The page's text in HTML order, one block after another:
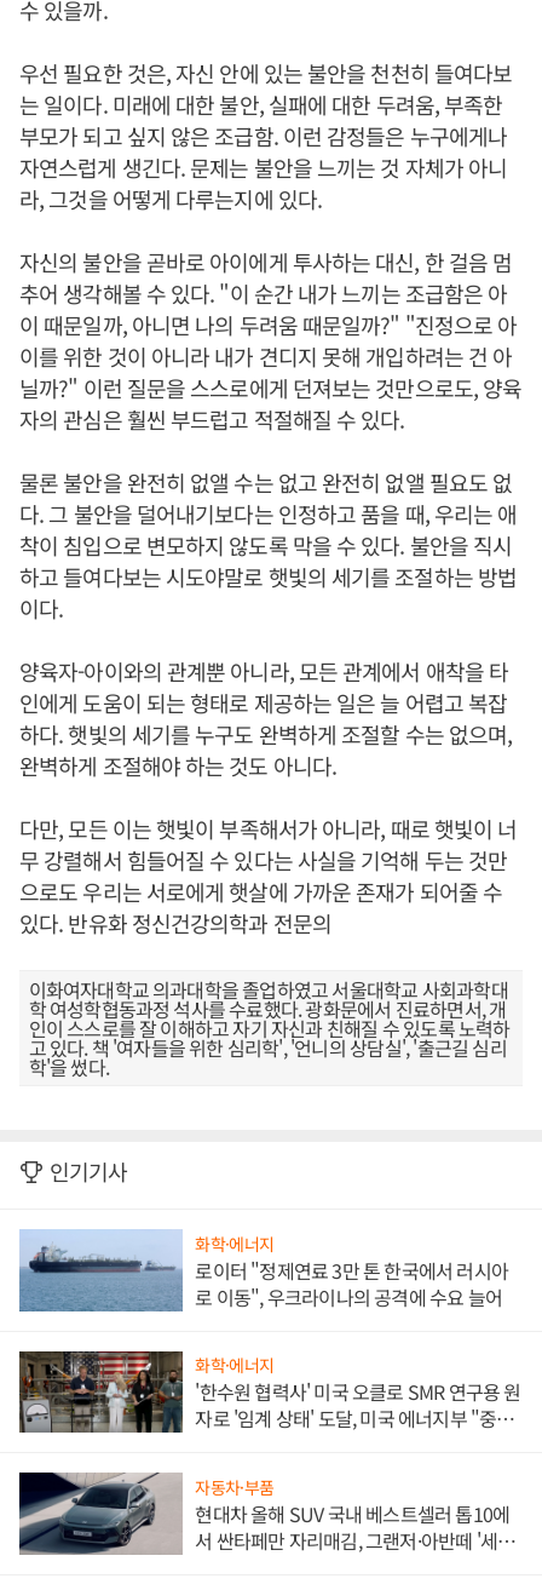
수 있을까.
우선 필요한 것은, 자신 안에 있는 불안을 천천히 들여다보
는 일이다. 미래에 대한 불안, 실패에 대한 두려움, 부족한
부모가 되고 싶지 않은 조급함. 이런 감정들은 누구에게나
자연스럽게 생긴다. 문제는 불안을 느끼는 것 자체가 아니
라, 그것을 어떻게 다루는지에 있다.
자신의 불안을 곧바로 아이에게 투사하는 대신, 한 걸음 멈
추어 생각해볼 수 있다. "이 순간 내가 느끼는 조급함은 아
이 때문일까, 아니면 나의 두려움 때문일까?" "진정으로 아
이를 위한 것이 아니라 내가 견디지 못해 개입하려는 건 아
닐까?" 이런 질문을 스스로에게 던져보는 것만으로도, 양육
자의 관심은 훨씬 부드럽고 적절해질 수 있다.
물론 불안을 완전히 없앨 수는 없고 완전히 없앨 필요도 없
다. 그 불안을 덜어내기보다는 인정하고 품을 때, 우리는 애
착이 침입으로 변모하지 않도록 막을 수 있다. 불안을 직시
하고 들여다보는 시도야말로 햇빛의 세기를 조절하는 방법
이다.
양육자-아이와의 관계뿐 아니라, 모든 관계에서 애착을 타
인에게 도움이 되는 형태로 제공하는 일은 늘 어렵고 복잡
하다. 햇빛의 세기를 누구도 완벽하게 조절할 수는 없으며,
완벽하게 조절해야 하는 것도 아니다.
다만, 모든 이는 햇빛이 부족해서가 아니라, 때로 햇빛이 너
무 강렬해서 힘들어질 수 있다는 사실을 기억해 두는 것만
으로도 우리는 서로에게 햇살에 가까운 존재가 되어줄 수
있다. 반유화 정신건강의학과 전문의
이화여자대학교 의과대학을 졸업하였고 서울대학교 사회과학대
학 여성학협동과정 석사를 수료했다. 광화문에서 진료하면서, 개
인이 스스로를 잘 이해하고 자기 자신과 친해질 수 있도록 노력하
고 있다. 책 '여자들을 위한 심리학', '언니의 상담실', '출근길 심리
학'을 썼다.
인기기사
화학·에너지
로이터 "정제연료 3만 톤 한국에서 러시아
로 이동", 우크라이나의 공격에 수요 늘어
화학·에너지
'한수원 협력사' 미국 오클로 SMR 연구용 원
자로 '임계 상태' 도달, 미국 에너지부 "중요
자동차·부품
현대차 올해 SUV 국내 베스트셀러 톱10에
서 싼타페만 자리매김, 그랜저·아반떼 '세단